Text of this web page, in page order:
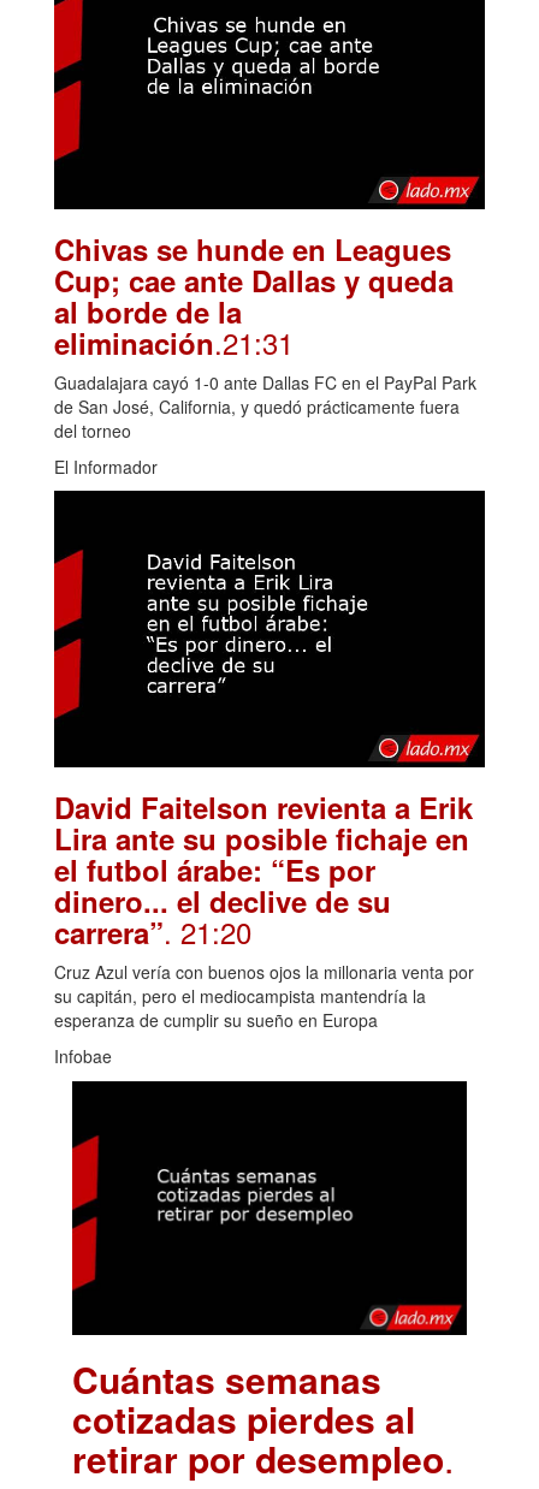
Chivas se hunde en Leagues
Cup; cae ante Dallas y queda
al borde de la
eliminación.21:31
Guadalajara cayó 1-0 ante Dallas FC en el PayPal Park
de San José, California, y quedó prácticamente fuera
del torneo
El Informador
David Faitelson revienta a Erik
Lira ante su posible fichaje en
el futbol árabe: “Es por
dinero... el declive de su
carrera”. 21:20
Cruz Azul vería con buenos ojos la millonaria venta por
su capitán, pero el mediocampista mantendría la
esperanza de cumplir su sueño en Europa
Infobae
Cuántas semanas
cotizadas pierdes al
retirar por desempleo.